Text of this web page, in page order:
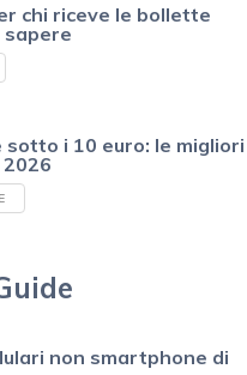
chi riceve le bollette
sapere
i 10 euro: le migliori
non smartphone di